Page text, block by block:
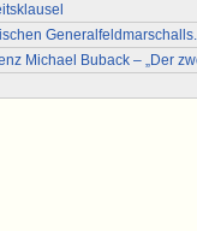
Generalfeldmarschalls.
Michael Buback – „Der